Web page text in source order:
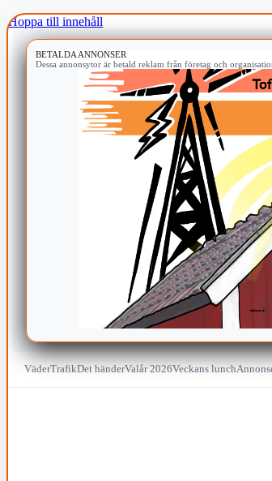
Hoppa till innehåll
BETALDA ANNONSER
Dessa annonsytor är betald reklam från företag och
VäderTrafikDet händerValår 2026Veckans lunch